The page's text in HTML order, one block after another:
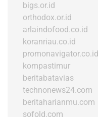
bigs.or.id
orthodox.or.id
arlaindofood.co.id
koranriau.co.id
promonavigator.co.id
kompastimur
beritabatavias
technonews24.com
beritaharianmu.com
sofold.com